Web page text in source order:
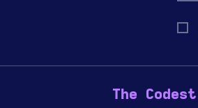
The Codest